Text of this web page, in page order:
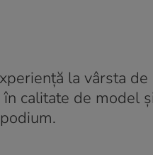
la vârsta de
calitate de model